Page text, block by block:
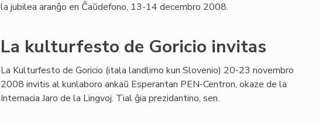
la jubilea aranĝo en Ĉaŭdefono, 13-14 decembro 2008.
La kulturfesto de Goricio invitas
La Kulturfesto de Goricio (itala landlimo kun Slovenio) 20-23 novembro
2008 invitis al kunlaboro ankaŭ Esperantan PEN-Centron, okaze de la
Internacia Jaro de la Lingvoj. Tial ĝia prezidantino, sen.